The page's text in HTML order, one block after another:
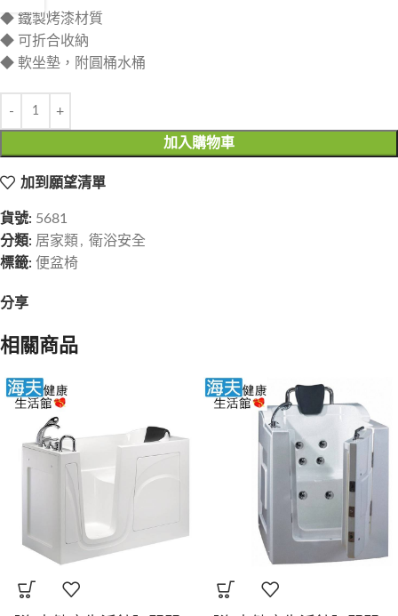
◆ 鐵製烤漆材質
◆ 可折合收納
◆ 軟坐墊，附圓桶水桶
加入購物車
加到願望清單
貨號: 5681
分類: 居家類 , 衛浴安全
標籤: 便盆椅
分享
相關商品